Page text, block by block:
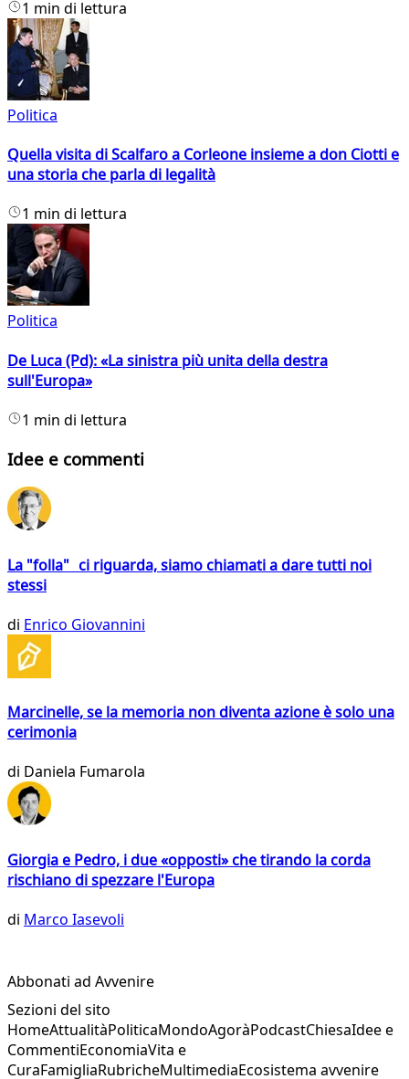
1 min di lettura
Politica
Quella visita di Scalfaro a Corleone insieme a don Ciotti e
una storia che parla di legalità
1 min di lettura
Politica
De Luca (Pd): «La sinistra più unita della destra
sull'Europa»
1 min di lettura
Idee e commenti
La "folla" ci riguarda, siamo chiamati a dare tutti noi
stessi
di Enrico Giovannini
Marcinelle, se la memoria non diventa azione è solo una
cerimonia
di Daniela Fumarola
Giorgia e Pedro, i due «opposti» che tirando la corda
rischiano di spezzare l'Europa
di Marco Iasevoli
Abbonati ad Avvenire
Sezioni del sito
HomeAttualitàPoliticaMondoAgoràPodcastChiesaIdee e
CommentiEconomiaVita e
CuraFamigliaRubricheMultimediaEcosistema avvenire